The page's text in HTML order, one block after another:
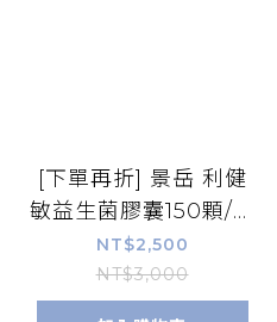
[下單再折] 景岳 利健
敏益生菌膠囊150顆/盒
| 複方 LP33 益生菌
(敏亦樂第三代)
NT$2,500
NT$3,000